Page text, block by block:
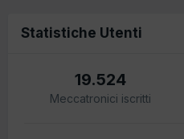
Statistiche Utenti
19.524
Meccatronici iscritti